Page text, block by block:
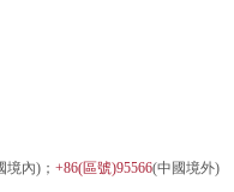
境內)； +86(區號)95566(中國境外)